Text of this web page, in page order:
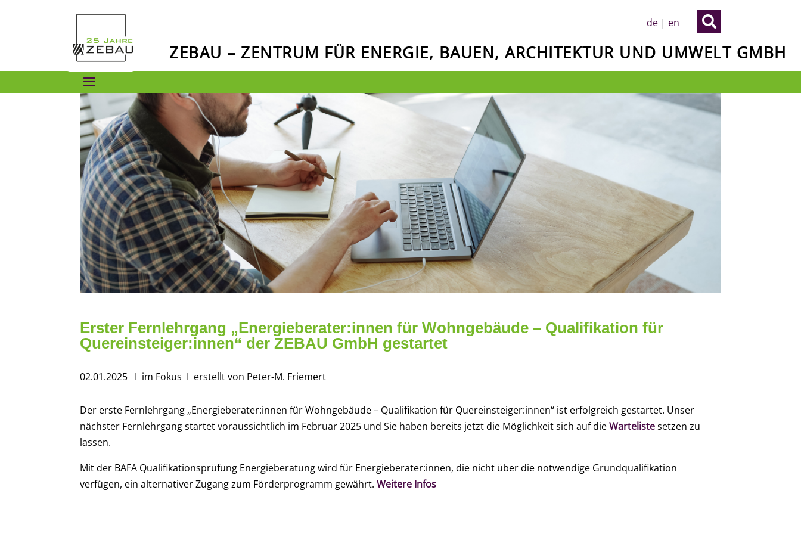

de| en
ZEBAU – ZENTRUM FÜR ENERGIE, BAUEN, ARCHITEKTUR UND UMWELT GMBH
Erster Fernlehrgang „Energieberater:innen für Wohngebäude – Qualifikation für
Quereinsteiger:innen“ der ZEBAU GmbH gestartet
02.01.2025 I im Fokus I erstellt von Peter-M. Friemert
Der erste Fernlehrgang „Energieberater:innen für Wohngebäude – Qualifikation für Quereinsteiger:innen“ ist erfolgreich gestartet. Unser
nächster Fernlehrgang startet voraussichtlich im Februar 2025 und Sie haben bereits jetzt die Möglichkeit sich auf dieWartelistesetzen zu
lassen.
Mit der BAFA Qualifikationsprüfung Energieberatung wird für Energieberater:innen, die nicht über die notwendige Grundqualifikation
verfügen, ein alternativer Zugang zum Förderprogramm gewährt.Weitere Infos